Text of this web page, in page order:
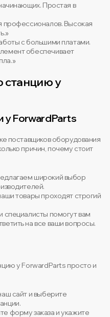
Простая в
профессионалов. Высокая
с большими платами.
обеспечивает
станцию у
у ForwardParts
поставщиков оборудования
причин, почему стоит
широкий выбор
товары проходят строгий
специалисты помогут вам
на все ваши вопросы.
у ForwardParts просто и
сайт и выберите
форму заказа и укажите